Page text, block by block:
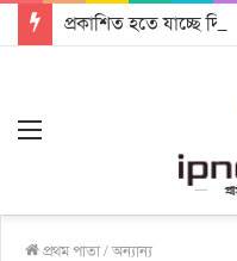
প্রকাশিত হতে যাচ্ছে দি
প্রথম পাতা/অন্যান্য